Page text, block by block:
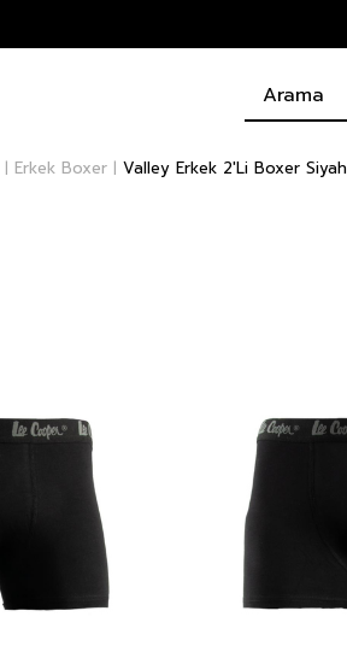
Erkek Boxer Valley Erkek 2'Li Boxer Siyah